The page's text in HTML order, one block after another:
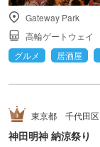
Gateway Park
高輪ゲートウェイ
グルメ
居酒屋
東京都 千代田区
神田明神 納涼祭り